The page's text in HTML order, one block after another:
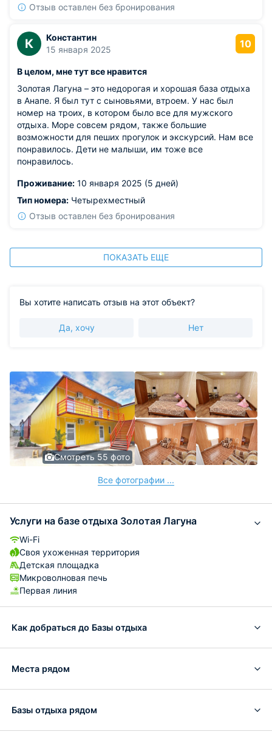
неспешной жизни.
слабый напор воды, особенно если все вернулись с
пляжа одновременно.
Отзыв оставлен без бронирования
К
Константин
15 января 2025
10
В целом, мне тут все нравится
Золотая Лагуна – это недорогая и хорошая база отдыха
в Анапе. Я был тут с сыновьями, втроем. У нас был
номер на троих, в котором было все для мужского
отдыха. Море совсем рядом, также большие
возможности для пеших прогулок и экскурсий. Нам все
понравилось. Дети не малыши, им тоже все
понравилось.
Проживание: 10 января 2025 (5 дней)
Тип номера: Четырехместный
Отзыв оставлен без бронирования
ПОКАЗАТЬ ЕЩЕ
Вы хотите написать отзыв на этот объект?
Да, хочу Нет
Смотреть 55 фото
Все фотографии ...
Услуги на базе отдыха Золотая Лагуна
Wi-Fi
Своя ухоженная территория
Детская площадка
Микроволновая печь
Первая линия
Как добраться до Базы отдыха
Места рядом
Базы отдыха рядом